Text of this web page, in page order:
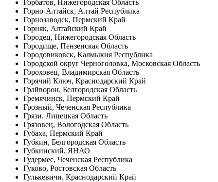
Горбатов, Нижегородская Область
Горно-Алтайск, Алтай Республика
Горнозаводск, Пермский Край
Горняк, Алтайский Край
Городец, Нижегородская Область
Городище, Пензенская Область
Городовиковск, Калмыкия Республика
Городской округ Черноголовка, Московская Область
Гороховец, Владимирская Область
Горячий Ключ, Краснодарский Край
Грайворон, Белгородская Область
Гремячинск, Пермский Край
Грозный, Чеченская Республика
Грязи, Липецкая Область
Грязовец, Вологодская Область
Губаха, Пермский Край
Губкин, Белгородская Область
Губкинский, ЯНАО
Гудермес, Чеченская Республика
Гуково, Ростовская Область
Гулькевичи, Краснодарский Край